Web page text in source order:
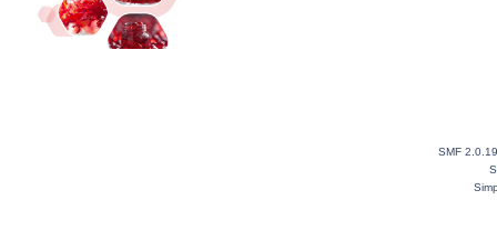
SMF 2.0.19